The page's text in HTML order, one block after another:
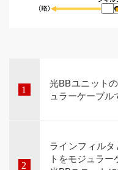
光BBユニット
ュラーケーブル
ラインフィル
トをモジュラー